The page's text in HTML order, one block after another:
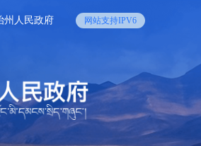
州人民政府 网站支持IPV6